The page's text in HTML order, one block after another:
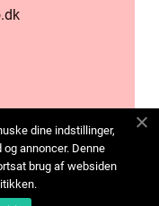
dine indstillinger,
annoncer. Denne
brug af websiden